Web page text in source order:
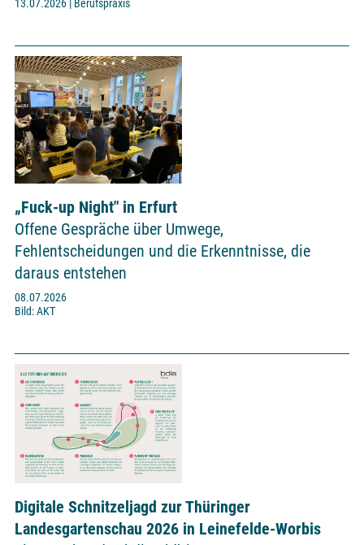
13.07.2026 | Berufspraxis
„Fuck-up Night" in Erfurt
Offene Gespräche über Umwege,
Fehlentscheidungen und die Erkenntnisse, die
daraus entstehen
08.07.2026
Bild: AKT
Digitale Schnitzeljagd zur Thüringer
Landesgartenschau 2026 in Leinefelde-Worbis